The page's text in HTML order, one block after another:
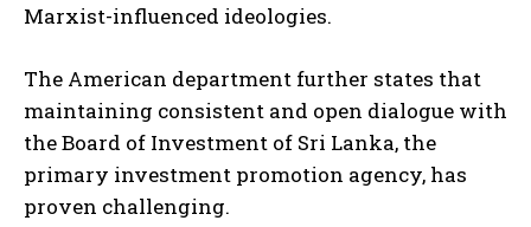
Marxist-influenced ideologies.
The American department further states that
maintaining consistent and open dialogue with
the Board of Investment of Sri Lanka, the
primary investment promotion agency, has
proven challenging.